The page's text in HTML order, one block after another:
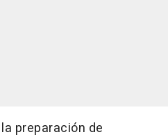
preparación de